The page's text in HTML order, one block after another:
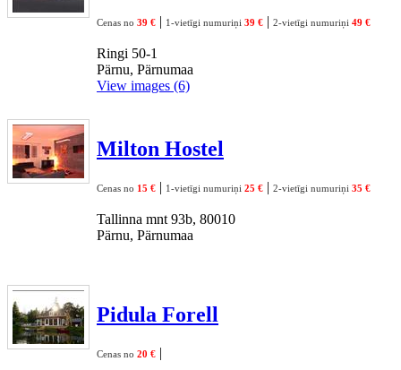
Cenas no 39 € | 1-vietīgi numuriņi 39 € | 2-vietīgi numuriņi 49 €
Ringi 50-1
Pärnu, Pärnumaa
View images (6)
Milton Hostel
Cenas no 15 € | 1-vietīgi numuriņi 25 € | 2-vietīgi numuriņi 35 €
Tallinna mnt 93b, 80010
Pärnu, Pärnumaa
Pidula Forell
Cenas no 20 € |